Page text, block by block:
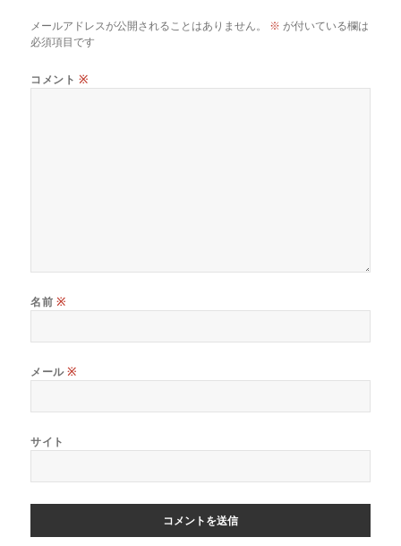
メールアドレスが公開されることはありません。 ※ が付いている欄は
必須項目です
コメント ※
名前 ※
メール※
サイト